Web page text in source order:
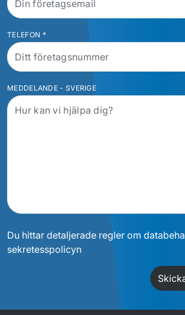
TELEFON *
MEDDELANDE - SVERIGE
Du hittar detaljerade regler om
sekretesspolicyn